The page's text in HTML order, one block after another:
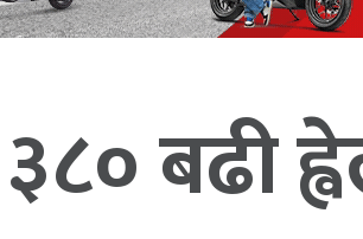
बढी